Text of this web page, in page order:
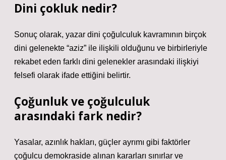
Dini çokluk nedir?
Sonuç olarak, yazar dini çoğulculuk kavramının birçok
dini gelenekte “aziz” ile ilişkili olduğunu ve birbirleriyle
rekabet eden farklı dini gelenekler arasındaki ilişkiyi
felsefi olarak ifade ettiğini belirtir.
Çoğunluk ve çoğulculuk
arasındaki fark nedir?
Yasalar, azınlık hakları, güçler ayrımı gibi faktörler
çoğulcu demokraside alınan kararları sınırlar ve